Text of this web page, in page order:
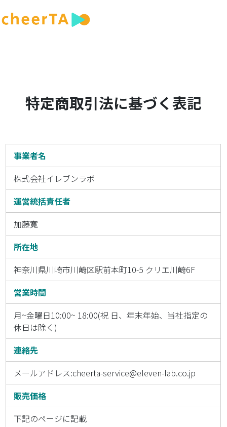
特定商取引法に基づく表記
事業者名
株式会社イレブンラボ
運営統括責任者
加藤寛
所在地
神奈川県川崎市川崎区駅前本町10-5 クリエ川崎6F
営業時間
月~金曜日10:00~ 18:00(祝 日、年末年始、当社指定の
休日は除く)
連絡先
メールアドレス:cheerta-service@eleven-lab.co.jp
販売価格
下記のページに記載